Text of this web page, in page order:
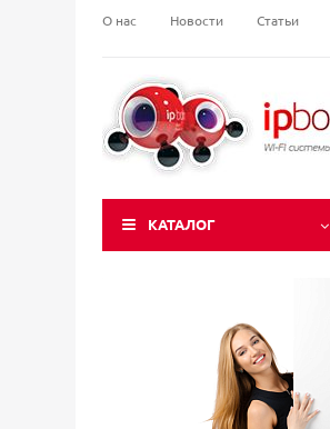
О нас Новости Статьи
КАТАЛОГ